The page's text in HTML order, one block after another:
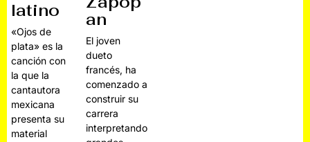
latino
«Ojos de
plata» es la
canción con
la que la
cantautora
mexicana
presenta su
material
an
El joven
dueto
francés, ha
comenzado a
construir su
carrera
interpretando